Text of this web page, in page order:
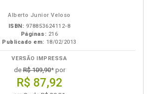
Alberto Junior Veloso
ISBN: 978853624112-8
Páginas: 216
Publicado em: 18/02/2013
VERSÃO IMPRESSA
deR$ 109,90* por
R$ 87,92